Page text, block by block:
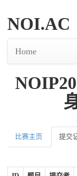
NOI.AC
Home
比赛主页 提交